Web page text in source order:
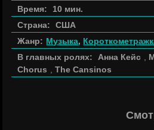
Время:
10 мин.
Страна:
США
Жанр: Музыка,
В главных ролях:
Анна Кейс
Chorus
,The Cansinos